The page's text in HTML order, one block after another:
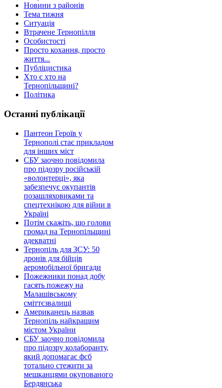
Новини з районів
Тема тижня
Ситуація
Втрачене Тернопілля
Особистості
Просто кохання, просто
життя...
Публіцистика
Хто є хто на
Тернопільщині?
Політика
Останні публікації
Пантеон Героїв у
Тернополі стає прикладом
для інших міст
СБУ заочно повідомила
про підозру російській
«волонтерці», яка
забезпечує окупантів
позашляховиками та
спецтехнікою для війни в
Україні
Потім скажіть, що голови
громад на Тернопільщині
адекватні
Тернопіль для ЗСУ: 50
дронів для бійців
аеромобільної бригади
Пожежники понад добу
гасять пожежу на
Малашівському
сміттєзвалищі
Американець назвав
Тернопіль найкращим
містом України
СБУ заочно повідомила
про підозру колаборанту,
який допомагає фсб
тотально стежити за
мешканцями окупованого
Бердянська